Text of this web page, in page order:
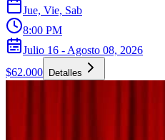
Jue, Vie, Sab
8:00 PM
Julio 16 - Agosto 08, 2026
$62.000
Detalles